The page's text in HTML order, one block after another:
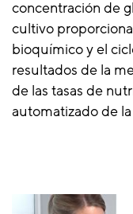
concentración de
cultivo
bioquímico y el
resultados de la
de las tasas de
automatizado de